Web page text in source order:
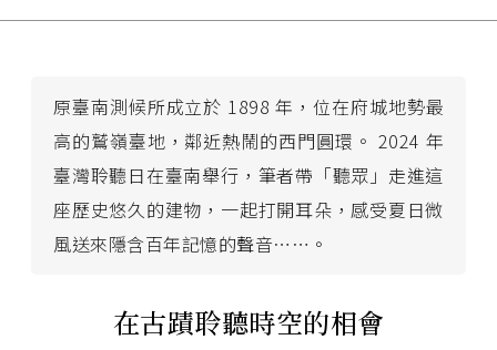
原臺南測候所成立於 1898 年，位在府城地勢最
高的鷲嶺臺地，鄰近熱鬧的西門圓環。 2024 年
臺灣聆聽日在臺南舉行，筆者帶「聽眾」走進這
座歷史悠久的建物，一起打開耳朵，感受夏日微
風送來隱含百年記憶的聲音⋯⋯。
在古蹟聆聽時空的相會